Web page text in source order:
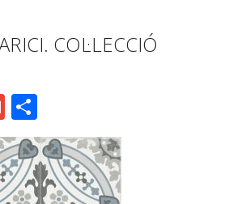
COL·LECCIÓ
Gmail